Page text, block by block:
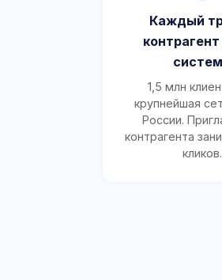
Каждый
1,5 млн
крупнейшая
России.
контрагента
кликов.